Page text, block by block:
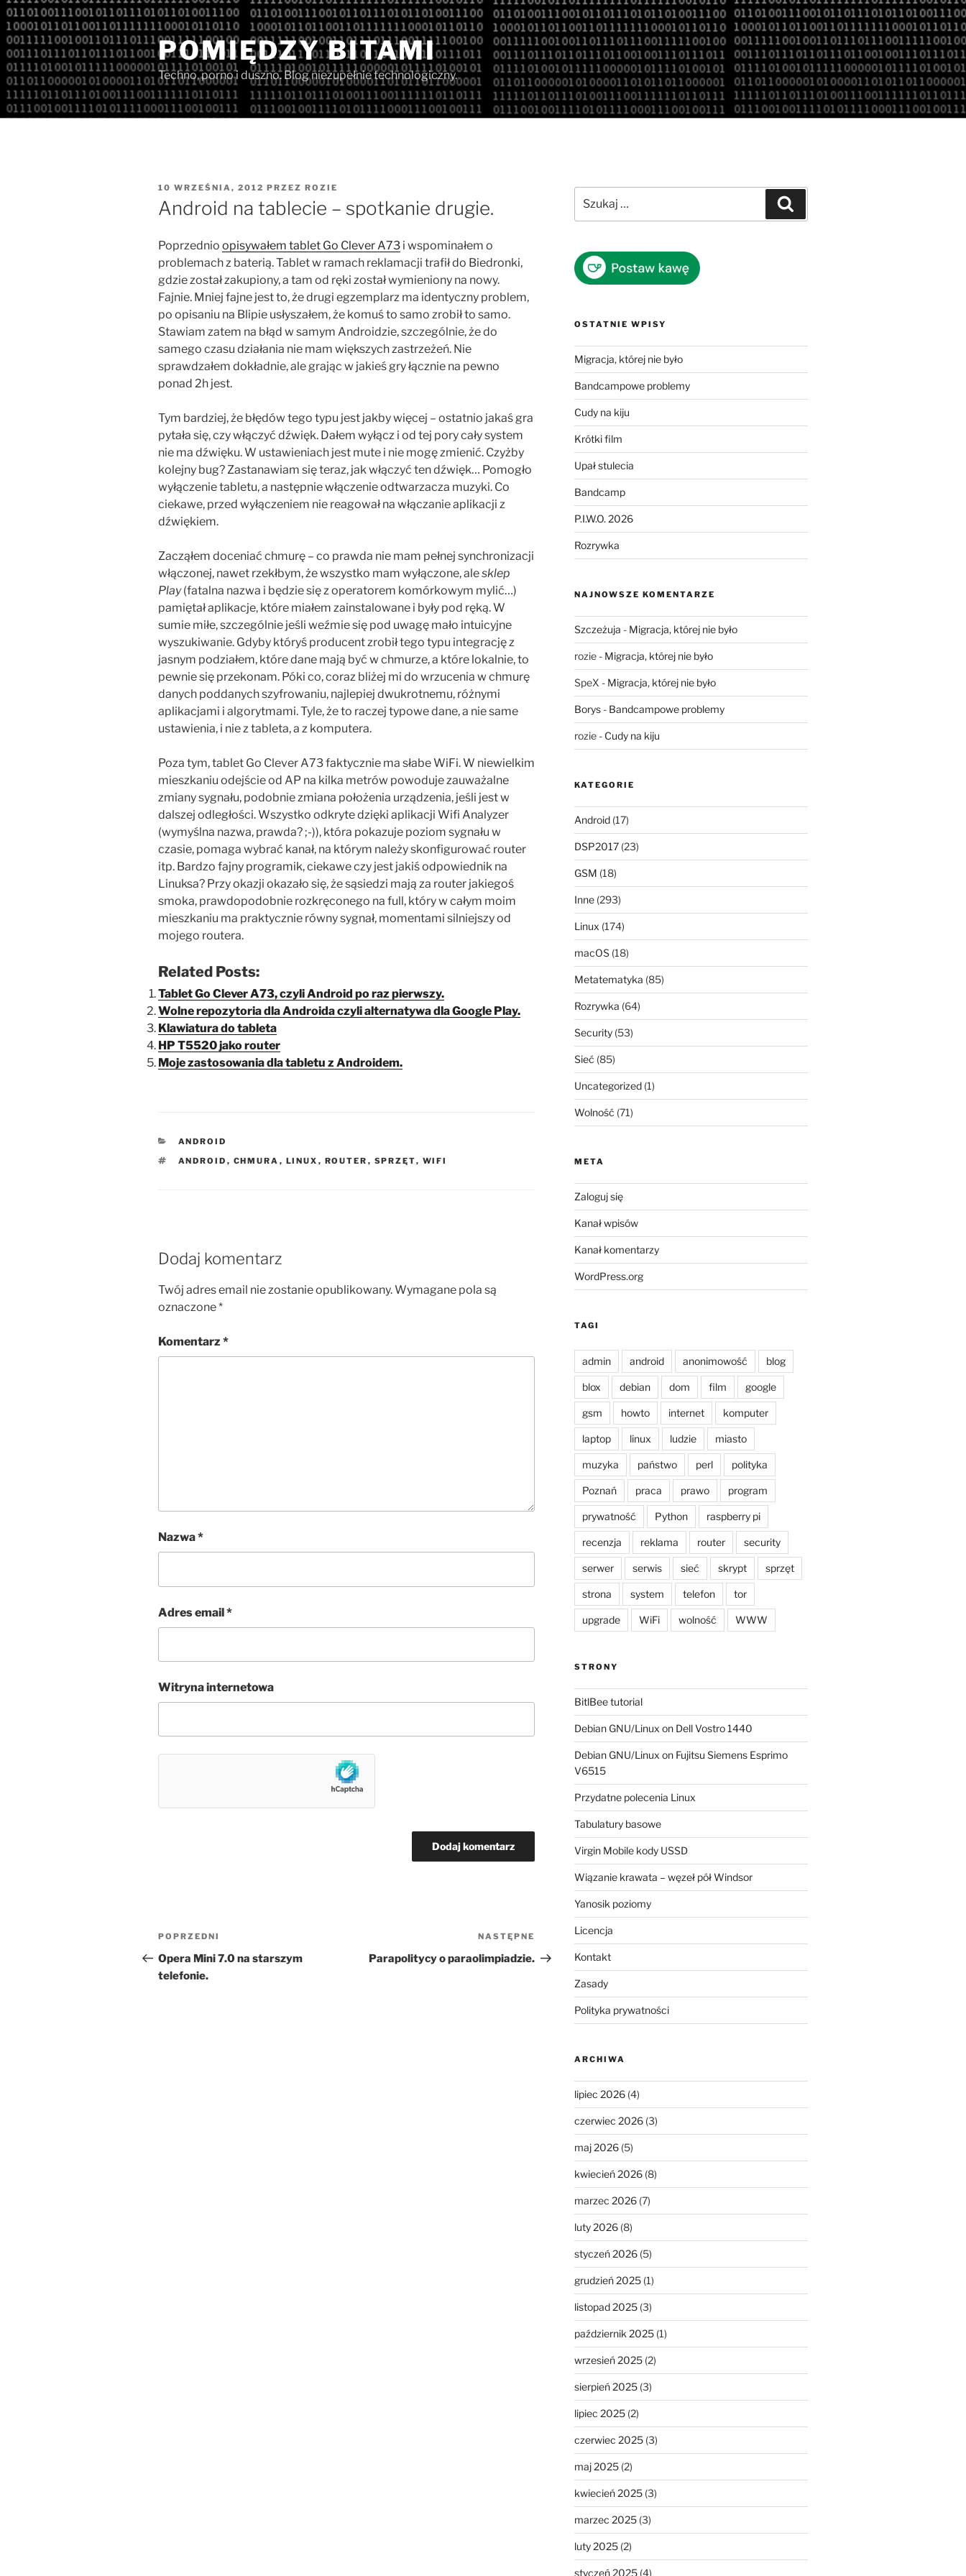
Przejdź
do
treści
POMIĘDZY BITAMI
Techno, porno i duszno. Blog niezupełnie technologiczny.
OPUBLIKOWANE
W
10 WRZEŚNIA, 2012 PRZEZ ROZIE
Android na tablecie – spotkanie drugie.
Poprzednio opisywałem tablet Go Clever A73 i wspominałem o
problemach z baterią. Tablet w ramach reklamacji trafił do Biedronki,
gdzie został zakupiony, a tam od ręki został wymieniony na nowy.
Fajnie. Mniej fajne jest to, że drugi egzemplarz ma identyczny problem,
po opisaniu na Blipie usłyszałem, że komuś to samo zrobił to samo.
Stawiam zatem na błąd w samym Androidzie, szczególnie, że do
samego czasu działania nie mam większych zastrzeżeń. Nie
sprawdzałem dokładnie, ale grając w jakieś gry łącznie na pewno
ponad 2h jest.
Tym bardziej, że błędów tego typu jest jakby więcej – ostatnio jakaś gra
pytała się, czy włączyć dźwięk. Dałem wyłącz i od tej pory cały system
nie ma dźwięku. W ustawieniach jest mute i nie mogę zmienić. Czyżby
kolejny bug? Zastanawiam się teraz, jak włączyć ten dźwięk… Pomogło
wyłączenie tabletu, a następnie włączenie odtwarzacza muzyki. Co
ciekawe, przed wyłączeniem nie reagował na włączanie aplikacji z
dźwiękiem.
Zacząłem doceniać chmurę – co prawda nie mam pełnej synchronizacji
włączonej, nawet rzekłbym, że wszystko mam wyłączone, alesklep
Play(fatalna nazwa i będzie się z operatorem komórkowym mylić…)
pamiętał aplikacje, które miałem zainstalowane i były pod ręką. W
sumie miłe, szczególnie jeśli weźmie się pod uwagę mało intuicyjne
wyszukiwanie. Gdyby któryś producent zrobił tego typu integrację z
jasnym podziałem, które dane mają być w chmurze, a które lokalnie, to
pewnie się przekonam. Póki co, coraz bliżej mi do wrzucenia w chmurę
danych poddanych szyfrowaniu, najlepiej dwukrotnemu, różnymi
aplikacjami i algorytmami. Tyle, że to raczej typowe dane, a nie same
ustawienia, i nie z tableta, a z komputera.
Poza tym, tablet Go Clever A73 faktycznie ma słabe WiFi. W niewielkim
mieszkaniu odejście od AP na kilka metrów powoduje zauważalne
zmiany sygnału, podobnie zmiana położenia urządzenia, jeśli jest w
dalszej odległości. Wszystko odkryte dzięki aplikacji Wifi Analyzer
(wymyślna nazwa, prawda? ;-)), która pokazuje poziom sygnału w
czasie, pomaga wybrać kanał, na którym należy skonfigurować router
itp. Bardzo fajny programik, ciekawe czy jest jakiś odpowiednik na
Linuksa? Przy okazji okazało się, że sąsiedzi mają za router jakiegoś
smoka, prawdopodobnie rozkręconego na full, który w całym moim
mieszkaniu ma praktycznie równy sygnał, momentami silniejszy od
mojego routera.
Related Posts:
Tablet Go Clever A73, czyli Android po raz pierwszy.
Wolne repozytoria dla Androida czyli alternatywa dla Google Play.
Klawiatura do tableta
HP T5520 jako router
Moje zastosowania dla tabletu z Androidem.
KATEGORIE
ANDROID
TAGI
ANDROID , CHMURA , LINUX , ROUTER , SPRZĘT, WIFI
Dodaj komentarz
Twój adres email nie zostanie opublikowany.Wymagane pola są
oznaczone*
Komentarz *
Nazwa*
Adres email*
Witryna internetowa
Nawigacja
wpisu
Poprzedni
wpis
POPRZEDNI
Opera Mini 7.0 na starszym
telefonie.
Następny
wpis
NASTĘPNE
Parapolitycy o paraolimpiadzie.
OSTATNIE WPISY
Migracja, której nie było
Bandcampowe problemy
Cudy na kiju
Krótki film
Upał stulecia
Bandcamp
P.I.W.O. 2026
Rozrywka
NAJNOWSZE KOMENTARZE
Szczeżuja - Migracja, której nie było
rozie- Migracja, której nie było
SpeX - Migracja, której nie było
Borys- Bandcampowe problemy
rozie- Cudy na kiju
KATEGORIE
Android(17)
DSP2017(23)
GSM (18)
Inne(293)
Linux (174)
macOS(18)
Metatematyka (85)
Rozrywka (64)
Security(53)
Sieć (85)
Uncategorized(1)
Wolność (71)
META
Zaloguj się
Kanał wpisów
Kanał komentarzy
WordPress.org
TAGI
admin android anonimowość blog
blox debian dom film google
gsm howto internet komputer
laptop linux ludzie miasto
muzyka państwo perl polityka
Poznań praca prawo program
prywatność Python raspberry pi
recenzja reklama router security
serwer serwis sieć skrypt sprzęt
strona system telefon tor
upgrade WiFi wolność WWW
STRONY
BitlBee tutorial
Debian GNU/Linux on Dell Vostro 1440
Debian GNU/Linux on Fujitsu Siemens Esprimo
V6515
Przydatne polecenia Linux
Tabulatury basowe
Virgin Mobile kody USSD
Wiązanie krawata – węzeł pół Windsor
Yanosik poziomy
Licencja
Kontakt
Zasady
Polityka prywatności
ARCHIWA
lipiec 2026(4)
czerwiec 2026(3)
maj 2026(5)
kwiecień 2026(8)
marzec 2026(7)
luty 2026(8)
styczeń 2026(5)
grudzień 2025(1)
listopad 2025(3)
październik 2025(1)
wrzesień 2025(2)
sierpień 2025(3)
lipiec 2025(2)
czerwiec 2025(3)
maj 2025(2)
kwiecień 2025(3)
marzec 2025(3)
luty 2025(2)
styczeń 2025(4)